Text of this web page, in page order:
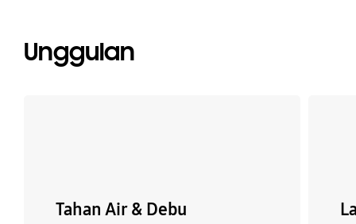
Unggulan
Tahan Air & Debu